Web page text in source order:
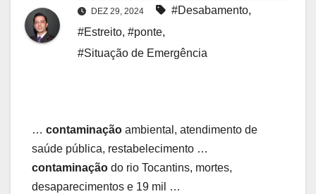
DEZ 29, 2024 #Desabamento,
#Estreito, #ponte,
#Situação de Emergência
… contaminação ambiental, atendimento de
saúde pública, restabelecimento …
contaminação do rio Tocantins, mortes,
desaparecimentos e 19 mil …